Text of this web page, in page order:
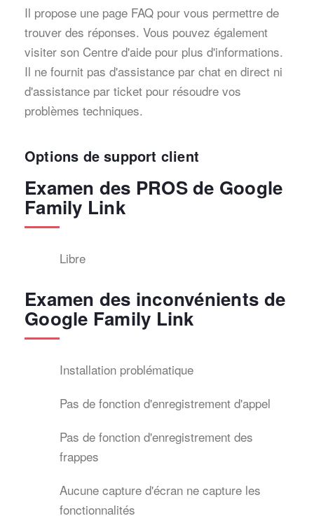
Il propose une page FAQ pour vous permettre de
trouver des réponses. Vous pouvez également
visiter son Centre d'aide pour plus d'informations.
Il ne fournit pas d'assistance par chat en direct ni
d'assistance par ticket pour résoudre vos
problèmes techniques.
Options de support client
Examen des PROS de Google
Family Link
Libre
Examen des inconvénients de
Google Family Link
Installation problématique
Pas de fonction d'enregistrement d'appel
Pas de fonction d'enregistrement des
frappes
Aucune capture d'écran ne capture les
fonctionnalités